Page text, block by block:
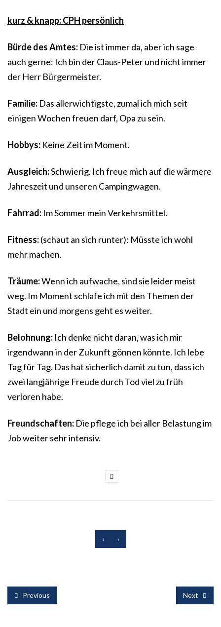
kurz & knapp: CPH persönlich
Bürde des Amtes: Die ist immer da, aber ich sage
auch gerne: Ich bin der Claus-Peter und nicht immer
der Herr Bürgermeister.
Familie: Das allerwichtigste, zumal ich mich seit
einigen Wochen freuen darf, Opa zu sein.
Hobbys: Keine Zeit im Moment.
Ausgleich:Schwierig. Ich freue mich auf die wärmere
Jahreszeit und unseren Campingwagen.
Fahrrad: Im Sommer mein Verkehrsmittel.
Fitness:(schaut an sich runter): Müsste ich wohl
mehr machen.
Träume:Wenn ich aufwache, sind sie leider meist
weg. Im Moment schlafe ich mit den Themen der
Stadt ein und morgens geht es weiter.
Belohnung: Ich denke nicht daran, was ich mir
irgendwann in der Zukunft gönnen könnte. Ich lebe
Tag für Tag. Das hat sicherlich damit zu tun, dass ich
zwei langjährige Freude durch Tod viel zu früh
verloren habe.
Freundschaften: Die pflege ich bei aller Belastung im
Job weiter sehr intensiv.
‹ ›
Previous Next